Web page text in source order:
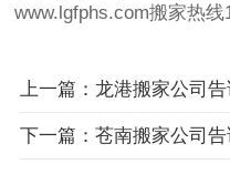
www.lgfphs.com搬家热线
上一篇：龙港搬家公司
下一篇：苍南搬家公司